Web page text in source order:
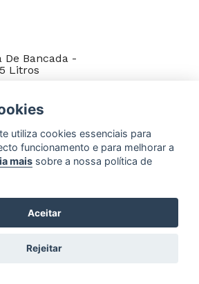
Bancada -
Litros
utiliza cookies essenciais para
funcionamento e para melhorar a
mais sobre a nossa política de
Aceitar
Rejeitar